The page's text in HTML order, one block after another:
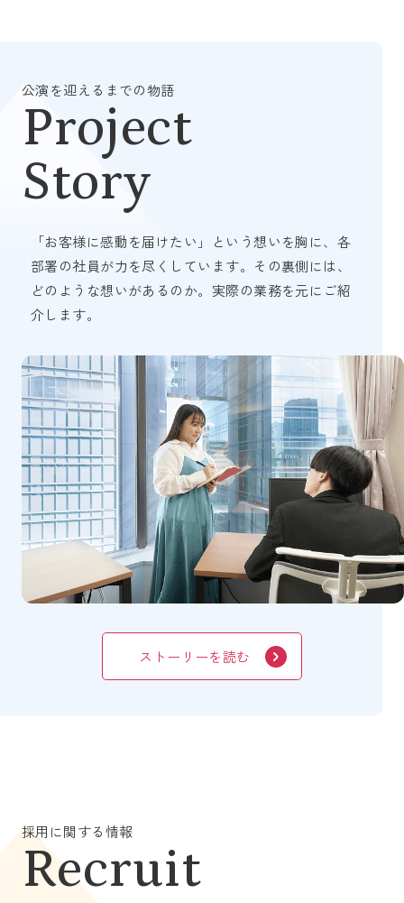
公演を迎えるまでの物語
Project
Story
「お客様に感動を届けたい」という想いを胸に、各
部署の社員が力を尽くしています。その裏側には、
どのような想いがあるのか。実際の業務を元にご紹
介します。
ストーリーを読む
採用に関する情報
Recruit